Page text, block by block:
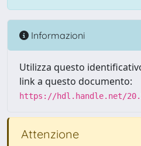
Informazioni
Utilizza questo
link a questo documento:
https://hdl.handle.net/
Attenzione